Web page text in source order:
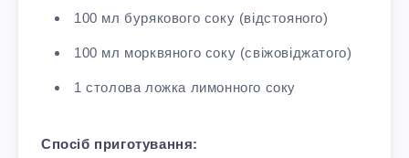
100 мл бурякового соку (відстояного)
100 мл морквяного соку (свіжовіджатого)
1 столова ложка лимонного соку
Спосіб приготування: